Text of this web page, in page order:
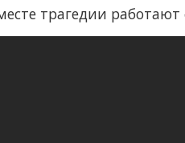
трагедии работают